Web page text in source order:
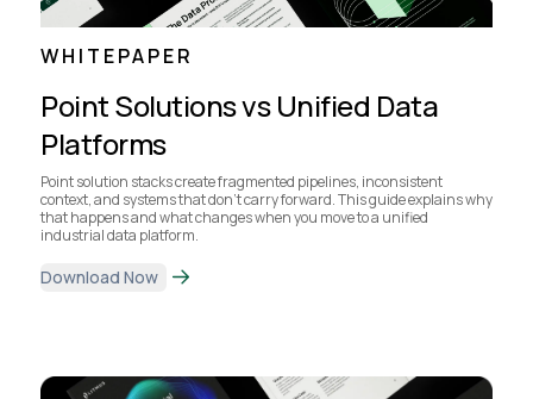
WHITEPAPER
Point Solutions vs Unified Data
Platforms
Point solution stacks create fragmented pipelines, inconsistent
context, and systems that don’t carry forward. This guide explains why
that happens and what changes when you move to a unified
industrial data platform.
Download Now